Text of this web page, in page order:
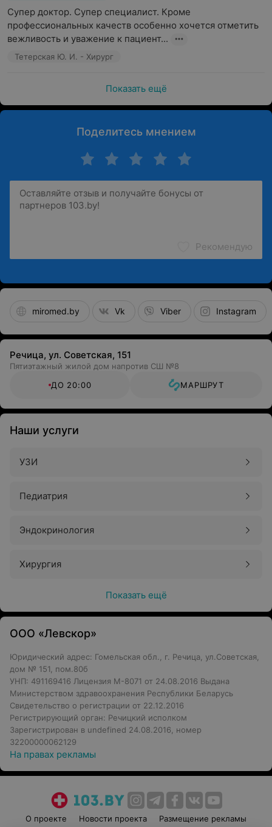
Супер доктор. Супер специалист. Кроме
профессиональных качеств особенно хочется отметить
вежливость и уважение к пациент...
Тетерская Ю. И. - Хирург
Показать ещё
Поделитесь мнением
Рекомендую
miromed.by Vk Viber Instagram
Речица, ул. Советская, 151
Пятиэтажный жилой дом напротив СШ №8
ДО 20:00
МАРШРУТ
Наши услуги
УЗИ
Педиатрия
Эндокринология
Хирургия
Показать ещё
ООО «Левскор»
Юридический адрес: Гомельская обл., г. Речица, ул.Советская,
дом № 151, пом.80б
УНП: 491169416 Лицензия М-8071 от 24.08.2016 Выдана
Министерством здравоохранения Республики Беларусь
Свидетельство о регистрации от 22.12.2016
Регистрирующий орган: Речицкий исполком
Зарегистрирован в undefined 24.08.2016, номер
32200000062129
На правах рекламы
О проекте Новости проекта Размещение рекламы